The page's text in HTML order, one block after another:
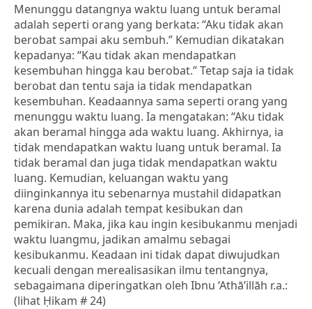
Menunggu datangnya waktu luang untuk beramal
adalah seperti orang yang berkata: “Aku tidak akan
berobat sampai aku sembuh.” Kemudian dikatakan
kepadanya: “Kau tidak akan mendapatkan
kesembuhan hingga kau berobat.” Tetap saja ia tidak
berobat dan tentu saja ia tidak mendapatkan
kesembuhan. Keadaannya sama seperti orang yang
menunggu waktu luang. Ia mengatakan: “Aku tidak
akan beramal hingga ada waktu luang. Akhirnya, ia
tidak mendapatkan waktu luang untuk beramal. Ia
tidak beramal dan juga tidak mendapatkan waktu
luang. Kemudian, keluangan waktu yang
diinginkannya itu sebenarnya mustahil didapatkan
karena dunia adalah tempat kesibukan dan
pemikiran. Maka, jika kau ingin kesibukanmu menjadi
waktu luangmu, jadikan amalmu sebagai
kesibukanmu. Keadaan ini tidak dapat diwujudkan
kecuali dengan merealisasikan ilmu tentangnya,
sebagaimana diperingatkan oleh Ibnu ‘Athā’illāh r.a.:
(lihat Ḥikam # 24)